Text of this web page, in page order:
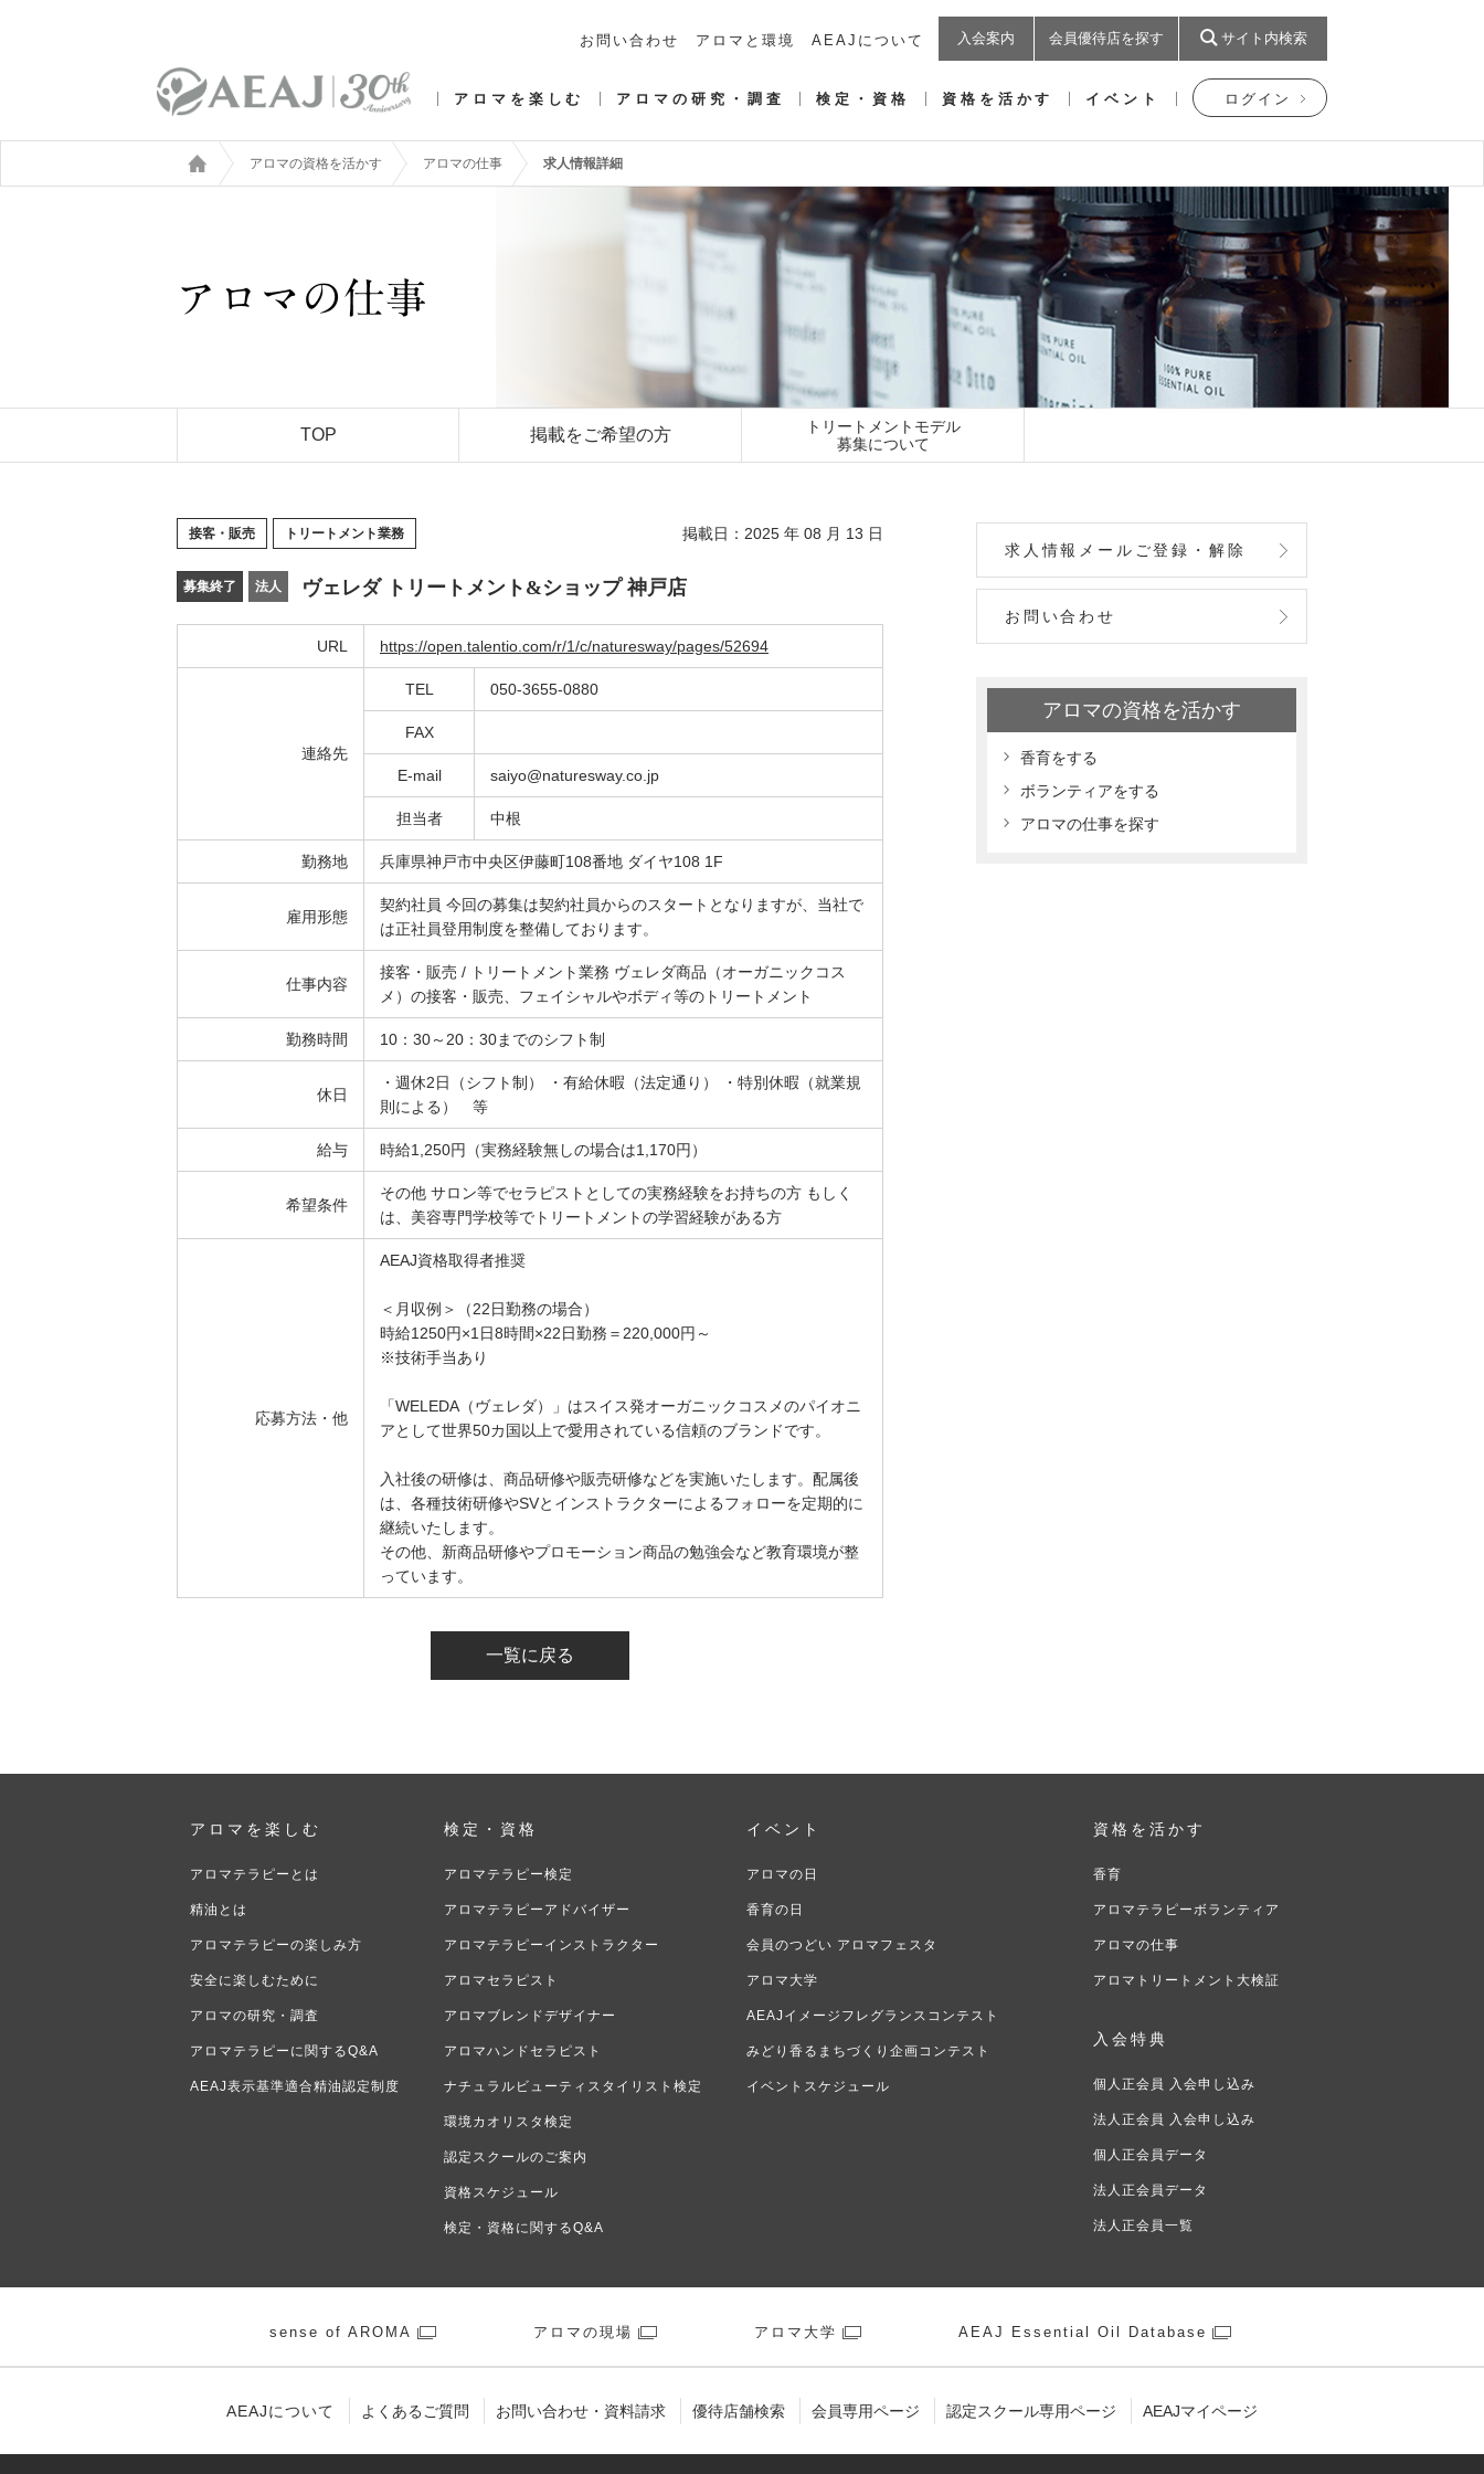
お問い合わせ アロマと環境 AEAJについて 入会案内 会員優待店を探す サイト内検索
アロマを楽しむ アロマの研究・調査 検定・資格 資格を活かす イベント ログイン
アロマの資格を活かす アロマの仕事 求人情報詳細
TOP 掲載をご希望の方
トリートメントモデル
募集について
掲載日：2025 年 08 月 13 日
接客・販売 トリートメント業務
募集終了 法人 ヴェレダ トリートメント&ショップ 神戸店
URL https://open.talentio.com/r/1/c/naturesway/pages/52694
連絡先
TEL 050-3655-0880
FAX
E-mail saiyo@naturesway.co.jp
担当者 中根
勤務地 兵庫県神戸市中央区伊藤町108番地 ダイヤ108 1F
雇用形態
契約社員 今回の募集は契約社員からのスタートとなりますが、当社で
は正社員登用制度を整備しております。
仕事内容
接客・販売 / トリートメント業務 ヴェレダ商品（オーガニックコス
メ）の接客・販売、フェイシャルやボディ等のトリートメント
勤務時間 10：30～20：30までのシフト制
休日
・週休2日（シフト制） ・有給休暇（法定通り） ・特別休暇（就業規
則による） 等
給与 時給1,250円（実務経験無しの場合は1,170円）
希望条件
その他 サロン等でセラピストとしての実務経験をお持ちの方 もしく
は、美容専門学校等でトリートメントの学習経験がある方
応募方法・他
AEAJ資格取得者推奨
＜月収例＞（22日勤務の場合）
時給1250円×1日8時間×22日勤務＝220,000円～
※技術手当あり
「WELEDA（ヴェレダ）」はスイス発オーガニックコスメのパイオニ
アとして世界50カ国以上で愛用されている信頼のブランドです。
入社後の研修は、商品研修や販売研修などを実施いたします。配属後
は、各種技術研修やSVとインストラクターによるフォローを定期的に
継続いたします。
その他、新商品研修やプロモーション商品の勉強会など教育環境が整
っています。
一覧に戻る
求人情報メールご登録・解除
お問い合わせ
アロマの資格を活かす
香育をする
ボランティアをする
アロマの仕事を探す
アロマを楽しむ
アロマテラピーとは
精油とは
アロマテラピーの楽しみ方
安全に楽しむために
アロマの研究・調査
アロマテラピーに関するQ&A
AEAJ表示基準適合精油認定制度
検定・資格
アロマテラピー検定
アロマテラピーアドバイザー
アロマテラピーインストラクター
アロマセラピスト
アロマブレンドデザイナー
アロマハンドセラピスト
ナチュラルビューティスタイリスト検定
環境カオリスタ検定
認定スクールのご案内
資格スケジュール
検定・資格に関するQ&A
イベント
アロマの日
香育の日
会員のつどい アロマフェスタ
アロマ大学
AEAJイメージフレグランスコンテスト
みどり香るまちづくり企画コンテスト
イベントスケジュール
資格を活かす
香育
アロマテラピーボランティア
アロマの仕事
アロマトリートメント大検証
入会特典
個人正会員 入会申し込み
法人正会員 入会申し込み
個人正会員データ
法人正会員データ
法人正会員一覧
sense of AROMA アロマの現場 アロマ大学 AEAJ Essential Oil Database
AEAJについて よくあるご質問 お問い合わせ・資料請求 優待店舗検索 会員専用ページ 認定スクール専用ページ AEAJマイページ